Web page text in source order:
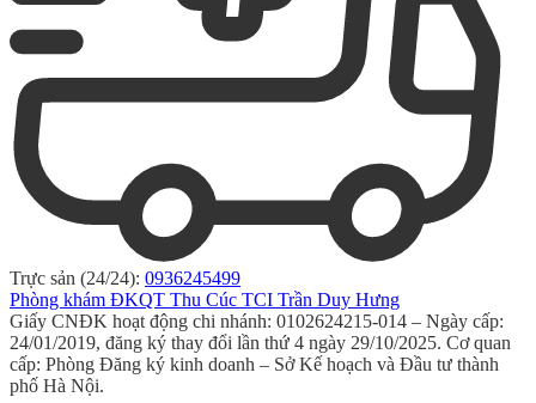
Trực sản (24/24): 0936245499
Phòng khám ĐKQT Thu Cúc TCI Trần Duy Hưng
Giấy CNĐK hoạt động chi nhánh: 0102624215-014 – Ngày cấp:
24/01/2019, đăng ký thay đổi lần thứ 4 ngày 29/10/2025. Cơ quan
cấp: Phòng Đăng ký kinh doanh – Sở Kế hoạch và Đầu tư thành
phố Hà Nội.